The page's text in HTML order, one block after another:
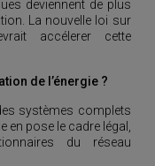
deviennent de plus
La nouvelle loi sur
accélerer cette
de l’énergie ?
systèmes complets
en pose le cadre légal,
du réseau